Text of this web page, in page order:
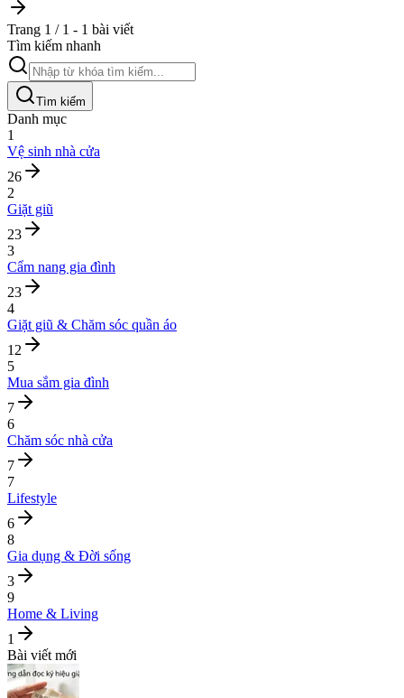
Trang 1 / 1 - 1 bài viết
Tìm kiếm nhanh
Tìm kiếm
Danh mục
1
Vệ sinh nhà cửa
26
2
Giặt giũ
23
3
Cẩm nang gia đình
23
4
Giặt giũ & Chăm sóc quần áo
12
5
Mua sắm gia đình
7
6
Chăm sóc nhà cửa
7
7
Lifestyle
6
8
Gia dụng & Đời sống
3
9
Home & Living
1
Bài viết mới